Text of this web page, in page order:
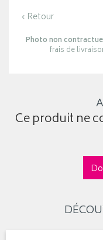
‹ Retour
Photo non
frais de
Ce produit ne